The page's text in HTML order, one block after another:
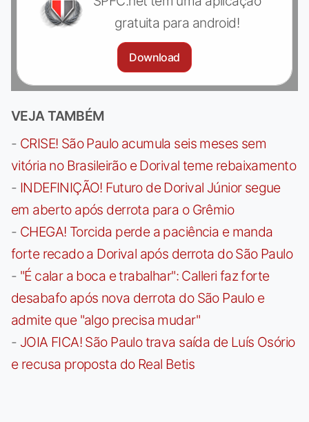
gratuita para android!
Download
VEJA TAMBÉM
- CRISE! São Paulo acumula seis meses sem
vitória no Brasileirão e Dorival teme rebaixamento
- INDEFINIÇÃO! Futuro de Dorival Júnior segue
em aberto após derrota para o Grêmio
- CHEGA! Torcida perde a paciência e manda
forte recado a Dorival após derrota do São Paulo
- "É calar a boca e trabalhar": Calleri faz forte
desabafo após nova derrota do São Paulo e
admite que "algo precisa mudar"
- JOIA FICA! São Paulo trava saída de Luís Osório
e recusa proposta do Real Betis